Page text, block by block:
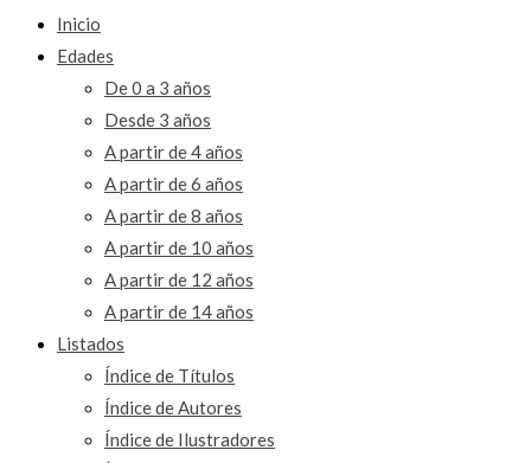
Inicio
Edades
De 0 a 3 años
Desde 3 años
A partir de 4 años
A partir de 6 años
A partir de 8 años
A partir de 10 años
A partir de 12 años
A partir de 14 años
Listados
Índice de Títulos
Índice de Autores
Índice de Ilustradores